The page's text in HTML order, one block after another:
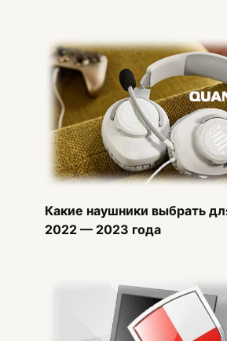
Какие наушники выбрать
2022 — 2023 года